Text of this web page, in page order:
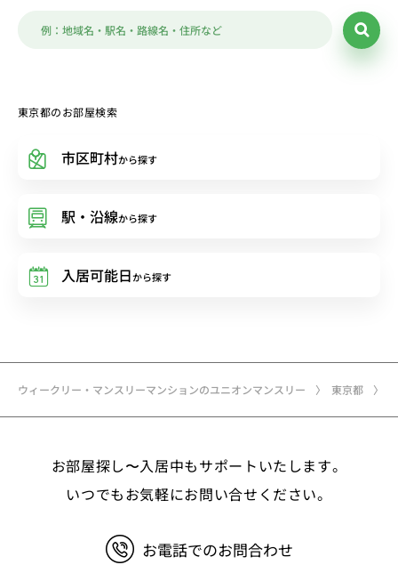
ウィークリー・マンスリーマンションのユニオンマンスリー 東京都
東京都のお部屋検索
市区町村から探す
駅・沿線から探す
入居可能日から探す
お部屋探し〜入居中もサポートいたします。
いつでもお気軽にお問い合せください。
お電話でのお問合わせ